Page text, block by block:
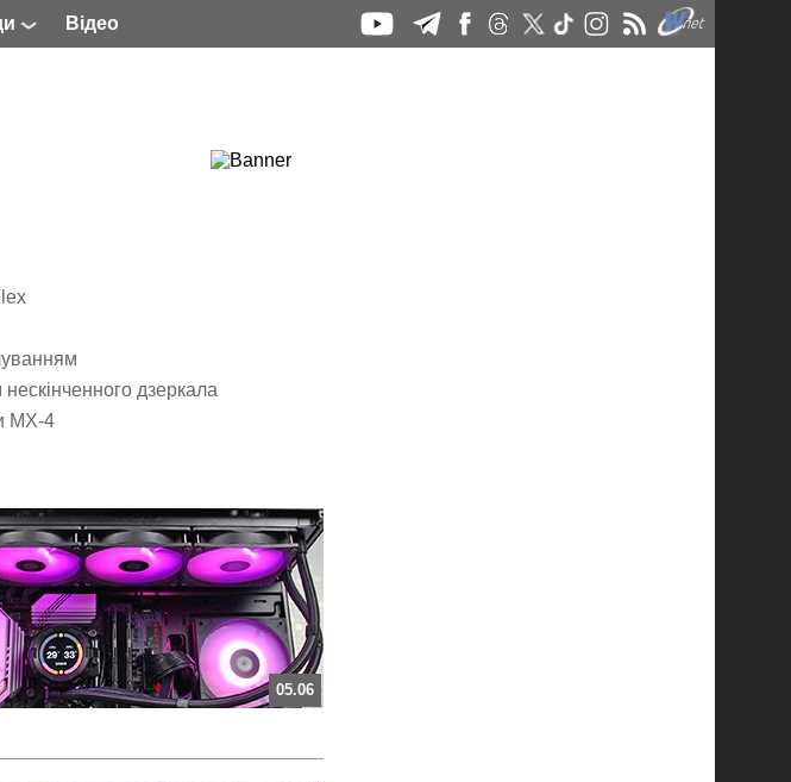
Відео
дзеркала
MX-4
05.06